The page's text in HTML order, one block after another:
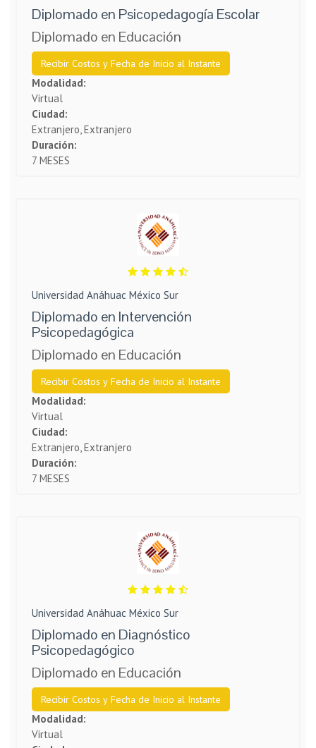
Diplomado en Psicopedagogía Escolar
Diplomado en Educación
Recibir Costos y Fecha de Inicio al Instante
Modalidad:
Virtual
Ciudad:
Extranjero, Extranjero
Duración:
7 MESES
Universidad Anáhuac México Sur
Diplomado en Intervención
Psicopedagógica
Diplomado en Educación
Recibir Costos y Fecha de Inicio al Instante
Modalidad:
Virtual
Ciudad:
Extranjero, Extranjero
Duración:
7 MESES
Universidad Anáhuac México Sur
Diplomado en Diagnóstico
Psicopedagógico
Diplomado en Educación
Recibir Costos y Fecha de Inicio al Instante
Modalidad:
Virtual